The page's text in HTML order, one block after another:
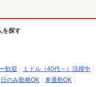
を探す
歓迎
ミドル（40代～）活躍中
のみ勤務OK
車通勤OK